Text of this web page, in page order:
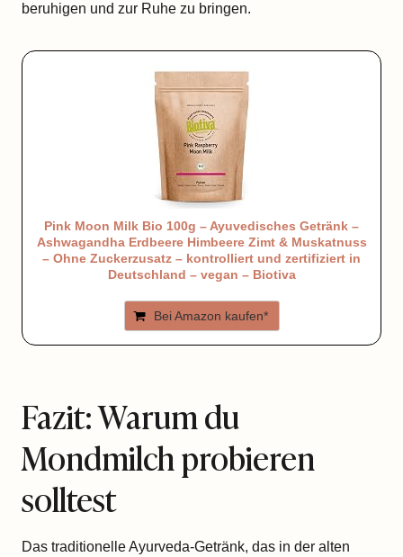
beruhigen und zur Ruhe zu bringen.
Pink Moon Milk Bio 100g – Ayuvedisches Getränk –
Ashwagandha Erdbeere Himbeere Zimt & Muskatnuss
– Ohne Zuckerzusatz – kontrolliert und zertifiziert in
Deutschland – vegan – Biotiva
Bei Amazon kaufen*
Fazit: Warum du
Mondmilch probieren
solltest
Das traditionelle Ayurveda-Getränk, das in der alten